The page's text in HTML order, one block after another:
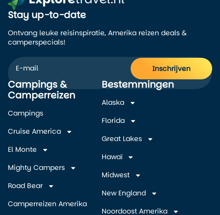
Campings &
Camperreizen
Campings
Cruise America
El Monte
Mighty Campers
Road Bear
Camperreizen Amerika
Bestemmingen
Alaska
Florida
Great Lakes
Hawaï
Midwest
New England
Noordoost Amerika
Stay up-to-date
Ontvang leuke reisinspiratie, Amerika reizen deals &
camperspecials!
Inschrijven
Alternative: